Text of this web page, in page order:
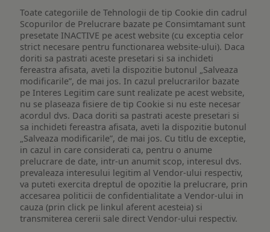
Toate categoriile de Tehnologii de tip Cookie din cadrul
Scopurilor de Prelucrare bazate pe Consimtamant sunt
presetate INACTIVE pe acest website (cu exceptia celor
strict necesare pentru functionarea website-ului). Daca
doriti sa pastrati aceste presetari si sa inchideti
fereastra afisata, aveti la dispozitie butonul „Salveaza
modificarile”, de mai jos. In cazul prelucrarilor bazate
pe Interes Legitim care sunt realizate pe acest website,
nu se plaseaza fisiere de tip Cookie si nu este necesar
acordul dvs. Daca doriti sa pastrati aceste presetari si
sa inchideti fereastra afisata, aveti la dispozitie butonul
„Salveaza modificarile”, de mai jos. Cu titlu de exceptie,
in cazul in care considerati ca, pentru o anume
prelucrare de date, intr-un anumit scop, interesul dvs.
prevaleaza interesului legitim al Vendor-ului respectiv,
va puteti exercita dreptul de opozitie la prelucrare, prin
accesarea politicii de confidentialitate a Vendor-ului in
cauza (prin click pe linkul aferent acesteia) si
transmiterea cererii sale direct Vendor-ului respectiv.